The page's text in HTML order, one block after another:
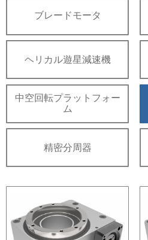
ブレードモータ
ヘリカル遊星減速機
中空回転プラットフォー
ム
精密分周器